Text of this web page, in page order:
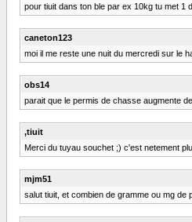
pour tiuit dans ton ble par ex 10kg tu met 1
caneton123
moi il me reste une nuit du mercredi sur le
obs14
parait que le permis de chasse augmente
,tiuit
Merci du tuyau souchet ;) c'est netement
mjm51
salut tiuit, et combien de gramme ou mg